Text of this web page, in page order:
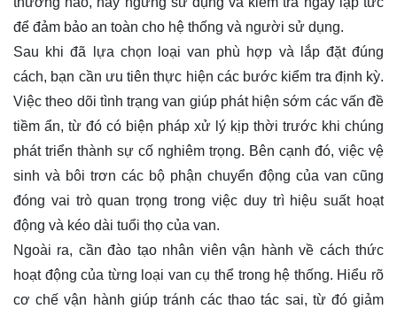
để đảm bảo an toàn cho hệ thống và người sử dụng.
Sau khi đã lựa chọn loại van phù hợp và lắp đặt đúng
cách, bạn cần ưu tiên thực hiện các bước kiểm tra định kỳ.
Việc theo dõi tình trạng van giúp phát hiện sớm các vấn đề
tiềm ẩn, từ đó có biện pháp xử lý kịp thời trước khi chúng
phát triển thành sự cố nghiêm trọng. Bên cạnh đó, việc vệ
sinh và bôi trơn các bộ phận chuyển động của van cũng
đóng vai trò quan trọng trong việc duy trì hiệu suất hoạt
động và kéo dài tuổi thọ của van.
Ngoài ra, cần đào tạo nhân viên vận hành về cách thức
hoạt động của từng loại van cụ thể trong hệ thống. Hiểu rõ
cơ chế vận hành giúp tránh các thao tác sai, từ đó giảm